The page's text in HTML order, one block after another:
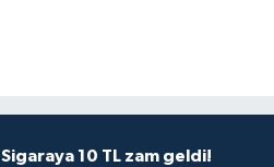
Sigaraya 10 TL zam geldi!